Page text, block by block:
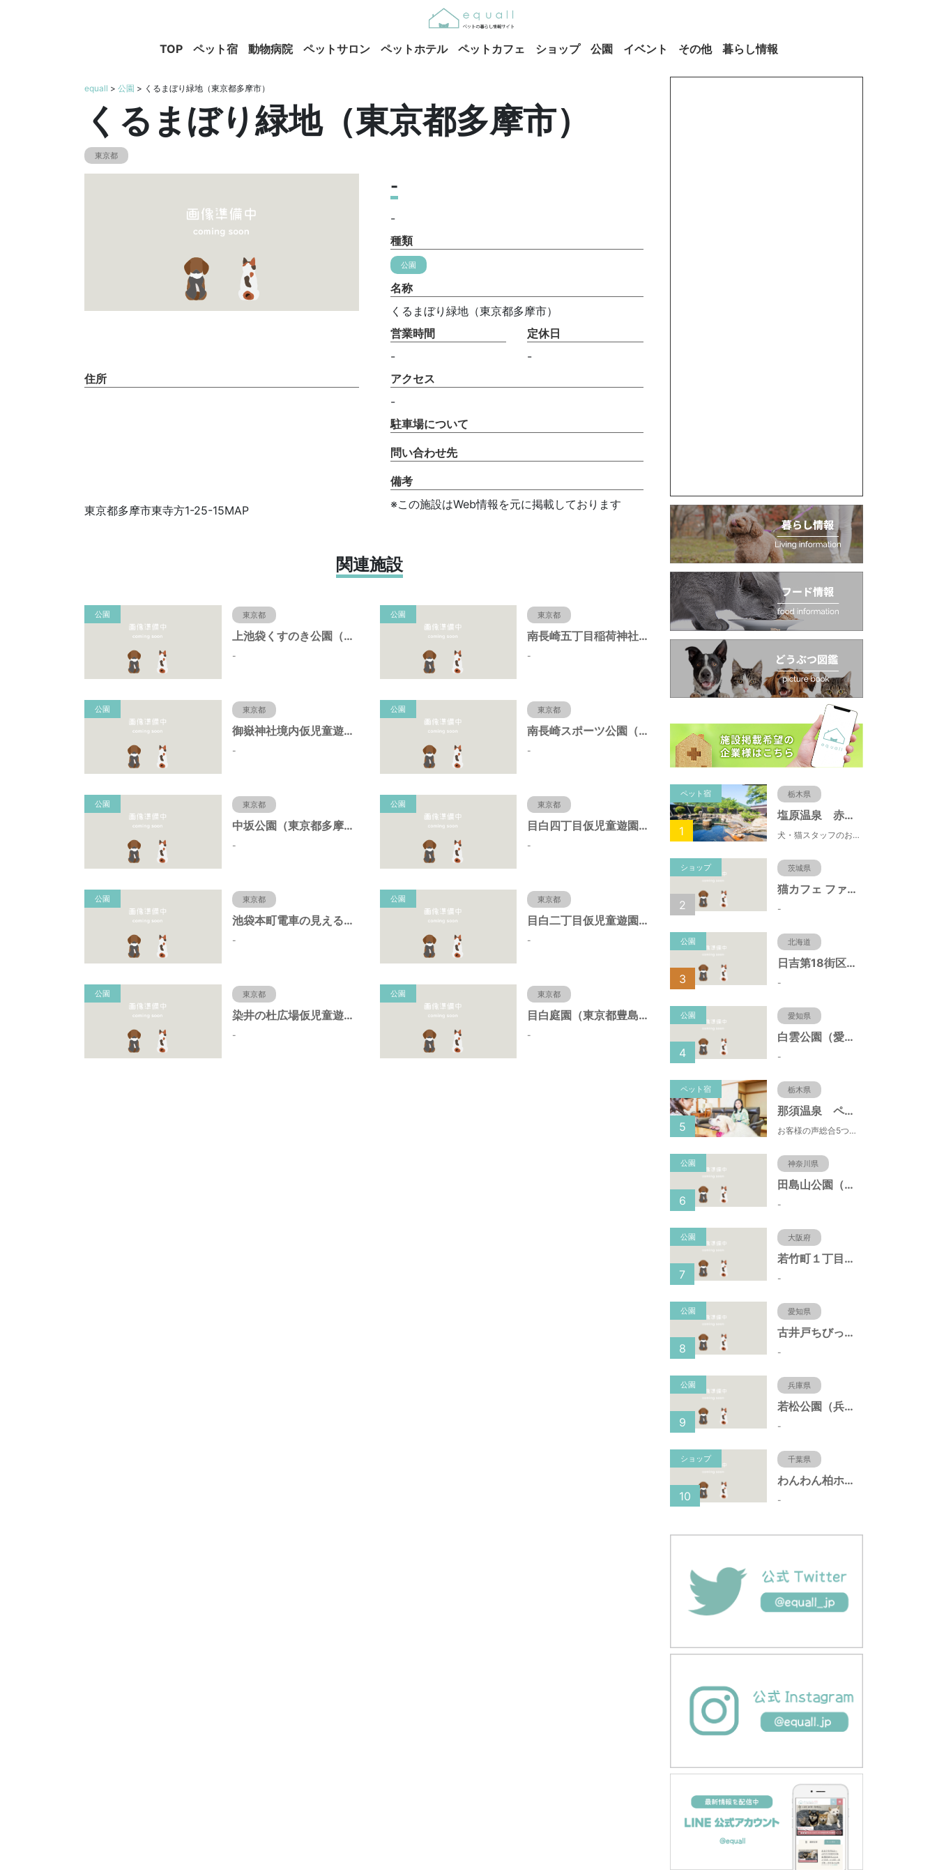
TOP ペット宿 動物病院 ペットサロン ペットホテル ペットカフェ ショップ 公園 イベント その他 暮らし情報
equall > 公園 > くるまぼり緑地（東京都多摩市）
くるまぼり緑地（東京都多摩市）
東京都
-
-
種類
公園
名称
くるまぼり緑地（東京都多摩市）
営業時間
-
定休日
-
住所
東京都多摩市東寺方1-25-15MAP
アクセス
-
駐車場について
問い合わせ先
備考
※この施設はWeb情報を元に掲載しております
関連施設
公園 東京都
上池袋くすのき公園（東京都豊島区）
-
公園 東京都
南長崎五丁目稲荷神社境内仮児童遊園（東京都豊島区）
-
公園 東京都
御嶽神社境内仮児童遊園（東京都豊島区）
-
公園 東京都
南長崎スポーツ公園（東京都豊島区）
-
公園 東京都
中坂公園（東京都多摩市）
-
公園 東京都
目白四丁目仮児童遊園（東京都豊島区）
-
公園 東京都
池袋本町電車の見える公園（東京都豊島区）
-
公園 東京都
目白二丁目仮児童遊園（東京都豊島区）
-
公園 東京都
染井の杜広場仮児童遊園（東京都豊島区）
-
公園 東京都
目白庭園（東京都豊島区）
-
ペット宿 栃木県
塩原温泉 赤沢温泉旅館
犬・猫スタッフのおもてニャしが魅力のひとつ♪大自然に囲まれた隠れ家的宿で癒やしの休日を。
1
ショップ 茨城県
猫カフェ ファミリーズ
-
2
公園 北海道
日吉第18街区公園（北海道函館市）
-
3
公園 愛知県
白雲公園（愛知県名古屋市）
-
4
ペット宿 栃木県
那須温泉 ペット＆スパホテル 那須ワン
お客様の声総合5つ星■1日限定４組貸切風呂■室内ドッグランあり♪
5
公園 神奈川県
田島山公園（神奈川県藤沢市）
-
6
公園 大阪府
若竹町１丁目第３公園（大阪府豊中市）
-
7
公園 愛知県
古井戸ちびっ子広場（愛知県大府市）
-
8
公園 兵庫県
若松公園（兵庫県神戸市）
-
9
ショップ 千葉県
わんわん柏ホームビレッジ（老犬ホーム・老犬ホテル）
-
10